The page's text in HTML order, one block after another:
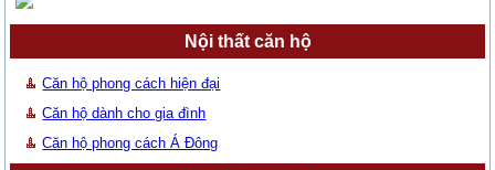
Nội thất căn hộ
Căn hộ phong cách hiện đại
Căn hộ dành cho gia đình
Căn hộ phong cách Á Đông